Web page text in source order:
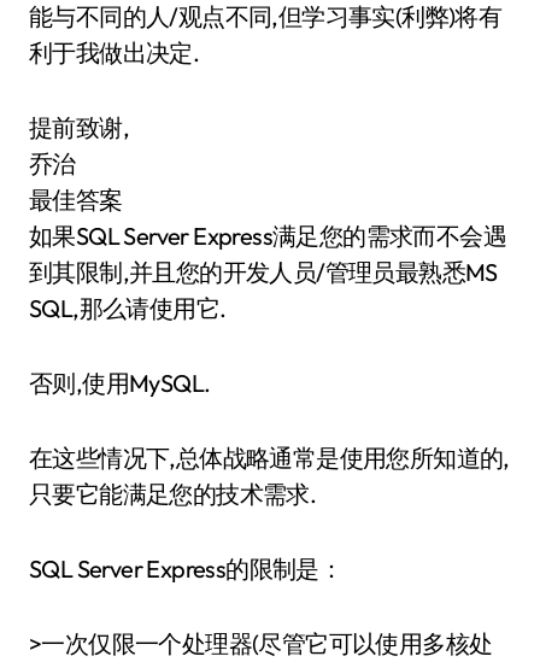
能与不同的人/观点不同,但学习事实(利弊)将有
利于我做出决定.
提前致谢,
乔治
最佳答案
如果SQL Server Express满足您的需求而不会遇
到其限制,并且您的开发人员/管理员最熟悉MS
SQL,那么请使用它.
否则,使用MySQL.
在这些情况下,总体战略通常是使用您所知道的,
只要它能满足您的技术需求.
SQL Server Express的限制是：
>一次仅限一个处理器(尽管它可以使用多核处